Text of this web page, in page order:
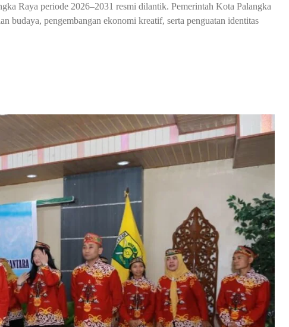
Raya periode 2026–2031 resmi dilantik. Pemerintah Kota Palangka
budaya, pengembangan ekonomi kreatif, serta penguatan identitas